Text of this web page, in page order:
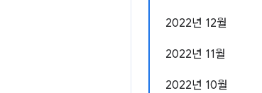
2022년 12월
2022년 11월
2022년 10월